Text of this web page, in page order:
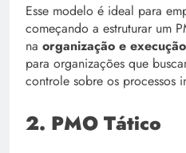
Esse modelo é ideal para
começando a estruturar um
na organização e
para organizações que
controle sobre os processos
2. PMO Tático